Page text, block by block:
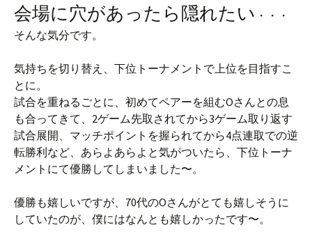
会場に穴があったら隠れたい ・・・
そんな気分です。
気持ちを切り替え、下位トーナメントで上位を目指すこ
とに。
試合を重ねるごとに、初めてペアーを組むOさんとの息
も合ってきて、2ゲーム先取されてから3ゲーム取り返す
試合展開、マッチポイントを握られてから4点連取での逆
転勝利など、あらよあらよと気がついたら、下位トーナ
メントにて優勝してしまいました〜。
優勝も嬉しいですが、70代のOさんがとても嬉しそうに
していたのが、僕にはなんとも嬉しかったです〜。